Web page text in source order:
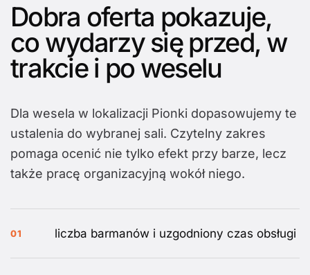
Dobra oferta pokazuje,
co wydarzy się przed, w
trakcie i po weselu
Dla wesela w lokalizacji Pionki dopasowujemy te
ustalenia do wybranej sali. Czytelny zakres
pomaga ocenić nie tylko efekt przy barze, lecz
także pracę organizacyjną wokół niego.
01 liczba barmanów i uzgodniony czas obsługi